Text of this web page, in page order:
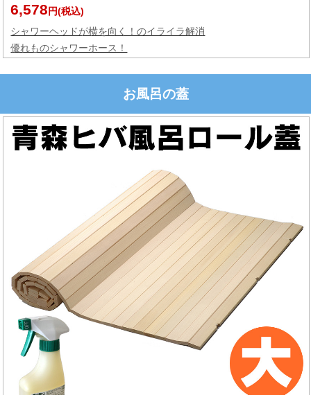
6,578 円(税込)
シャワーヘッドが横を向く！のイライラ解消
優れものシャワーホース！
お風呂の蓋